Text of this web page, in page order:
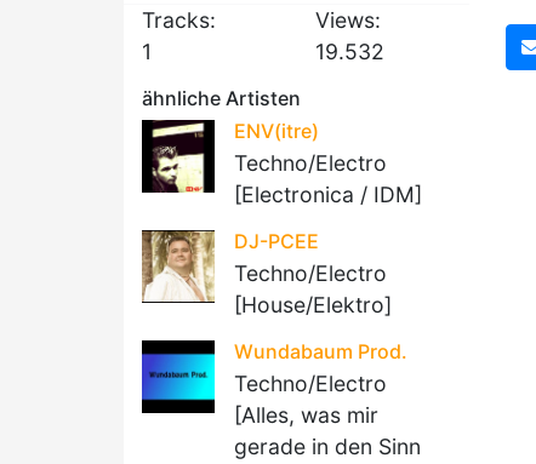
Tracks:
1
Views:
19.532
ähnliche Artisten
ENV(itre)
Techno/Electro
[Electronica / IDM]
DJ-PCEE
Techno/Electro
[House/Elektro]
Wundabaum Prod.
Techno/Electro
[Alles, was mir
gerade in den Sinn